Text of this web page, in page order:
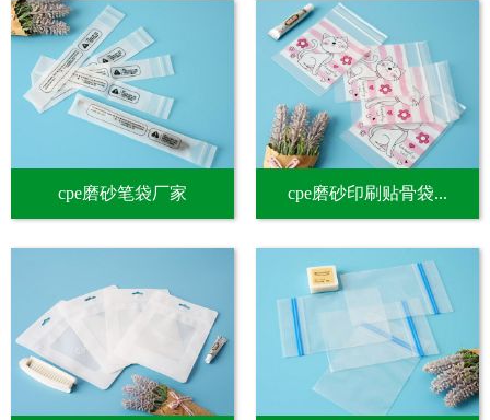
cpe磨砂笔袋厂家 cpe磨砂印刷贴骨袋...